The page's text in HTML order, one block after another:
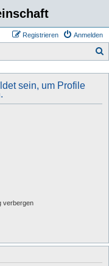
Anmelden
Registrieren
sein, um Profile
verbergen